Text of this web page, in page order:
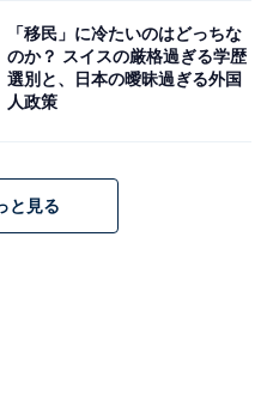
生でマスコミの取材攻勢
が目立ち社会批判にさら
れて入院。最終的に辞任
の製品不良が発覚し、事
「移民」に冷たいのはどっちな
のか？ スイスの厳格過ぎる学歴
選別と、日本の曖昧過ぎる外国
人政策
と見る